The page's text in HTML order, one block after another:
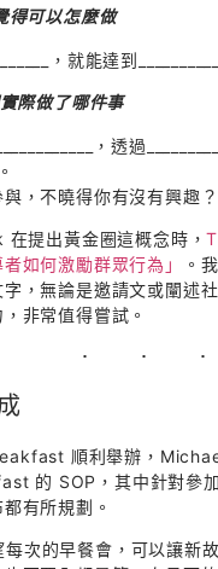
得可以怎麼做
，就能達到
際做了哪件事
，透過
，不曉得你有沒有興趣？
在提出黃金圈這概念時，
者如何激勵群眾行為」
。
，無論是邀請文或闡述
非常值得嘗試。
順利舉辦，
的 SOP，其中針對參
有所規劃。
次的早餐會，可以讓新